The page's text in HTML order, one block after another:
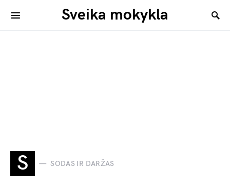
Sveika mokykla
S SODAS IR DARŽAS